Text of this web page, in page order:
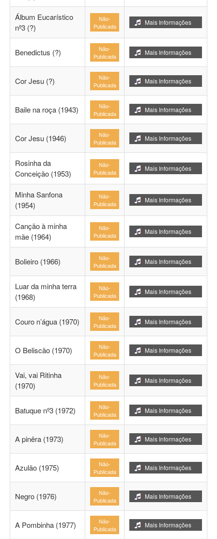
Álbum Eucarístico
nº3 (?)
Não-
Publicada
Mais Informações
Benedictus (?)
Não-
Publicada
Mais Informações
Cor Jesu (?)
Não-
Publicada
Mais Informações
Baile na roça (1943)
Não-
Publicada
Mais Informações
Cor Jesu (1946)
Não-
Publicada
Mais Informações
Rosinha da
Conceição (1953)
Não-
Publicada
Mais Informações
Minha Sanfona
(1954)
Não-
Publicada
Mais Informações
Canção à minha
mãe (1964)
Não-
Publicada
Mais Informações
Bolieiro (1966)
Não-
Publicada
Mais Informações
Luar da minha terra
(1968)
Não-
Publicada
Mais Informações
Couro n’água (1970)
Não-
Publicada
Mais Informações
O Beliscão (1970)
Não-
Publicada
Mais Informações
Vai, vai Ritinha
(1970)
Não-
Publicada
Mais Informações
Batuque nº3 (1972)
Não-
Publicada
Mais Informações
A pinêra (1973)
Não-
Publicada
Mais Informações
Azulão (1975)
Não-
Publicada
Mais Informações
Negro (1976)
Não-
Publicada
Mais Informações
A Pombinha (1977)
Não-
Publicada
Mais Informações